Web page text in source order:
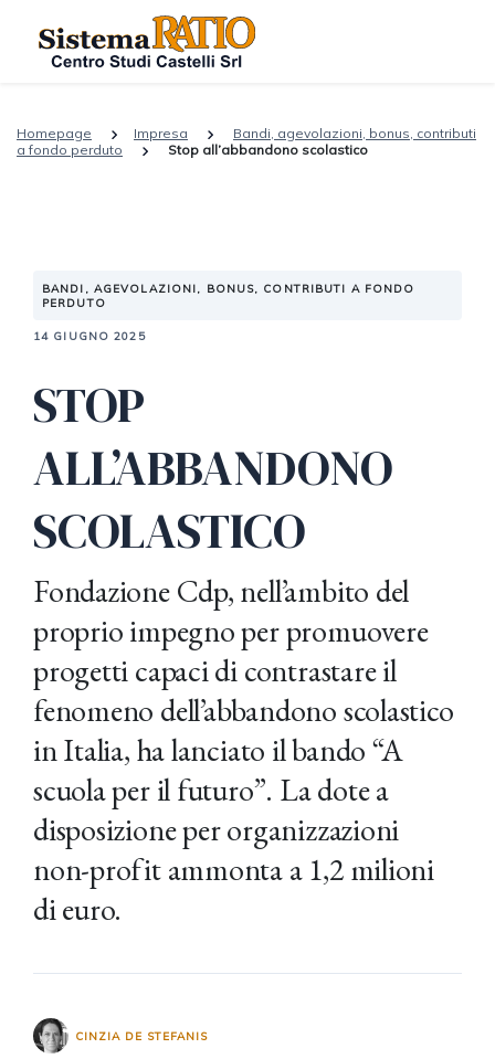
Homepage Impresa
Bandi, agevolazioni, bonus, contributi
a fondo perduto
Stop all’abbandono scolastico
BANDI, AGEVOLAZIONI, BONUS, CONTRIBUTI A FONDO
PERDUTO
14 GIUGNO 2025
STOP
ALL’ABBANDONO
SCOLASTICO
Fondazione Cdp, nell’ambito del
proprio impegno per promuovere
progetti capaci di contrastare il
fenomeno dell’abbandono scolastico
in Italia, ha lanciato il bando “A
scuola per il futuro”. La dote a
disposizione per organizzazioni
non-profit ammonta a 1,2 milioni
di euro.
CINZIA DE STEFANIS